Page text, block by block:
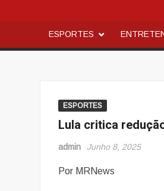
ESPORTES
ESPORTES
Lula critica
admin Junho 8, 2025
Por MRNews